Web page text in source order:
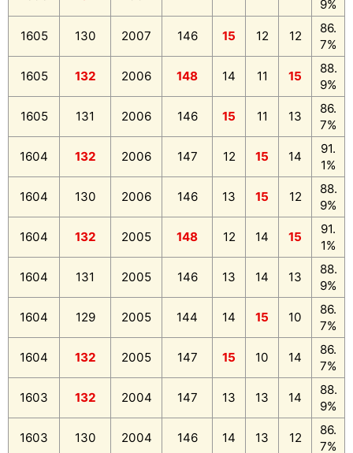
9%
1605 130 2007 146 15 12 12
86.
7%
1605 132 2006 148 14 11 15
88.
9%
1605 131 2006 146 15 11 13
86.
7%
1604 132 2006 147 12 15 14
91.
1%
1604 130 2006 146 13 15 12
88.
9%
1604 132 2005 148 12 14 15
91.
1%
1604 131 2005 146 13 14 13
88.
9%
1604 129 2005 144 14 15 10
86.
7%
1604 132 2005 147 15 10 14
86.
7%
1603 132 2004 147 13 13 14
88.
9%
1603 130 2004 146 14 13 12
86.
7%